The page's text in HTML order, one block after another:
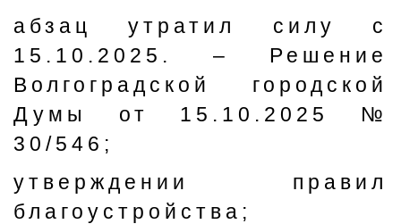
абзац утратил силу с
15.10.2025. – Решение
Волгоградской городской
Думы от 15.10.2025 №
30/546;
утверждении правил
благоустройства;